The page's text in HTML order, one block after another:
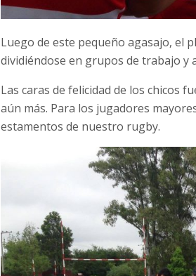
Luego de este pequeño agasajo, el
dividiéndose en grupos de trabajo y
Las caras de felicidad de los chicos
aún más. Para los jugadores
estamentos de nuestro rugby.